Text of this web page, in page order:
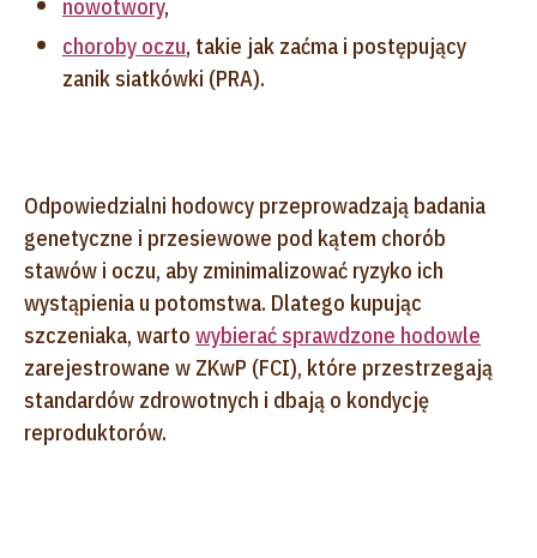
nowotwory,
choroby oczu, takie jak zaćma i postępujący
zanik siatkówki (PRA).
Odpowiedzialni hodowcy przeprowadzają badania
genetyczne i przesiewowe pod kątem chorób
stawów i oczu, aby zminimalizować ryzyko ich
wystąpienia u potomstwa. Dlatego kupując
szczeniaka, warto wybierać sprawdzone hodowle
zarejestrowane w ZKwP (FCI), które przestrzegają
standardów zdrowotnych i dbają o kondycję
reproduktorów.